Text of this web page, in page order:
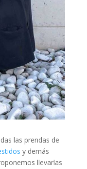
las prendas de
y demás
llevarlas